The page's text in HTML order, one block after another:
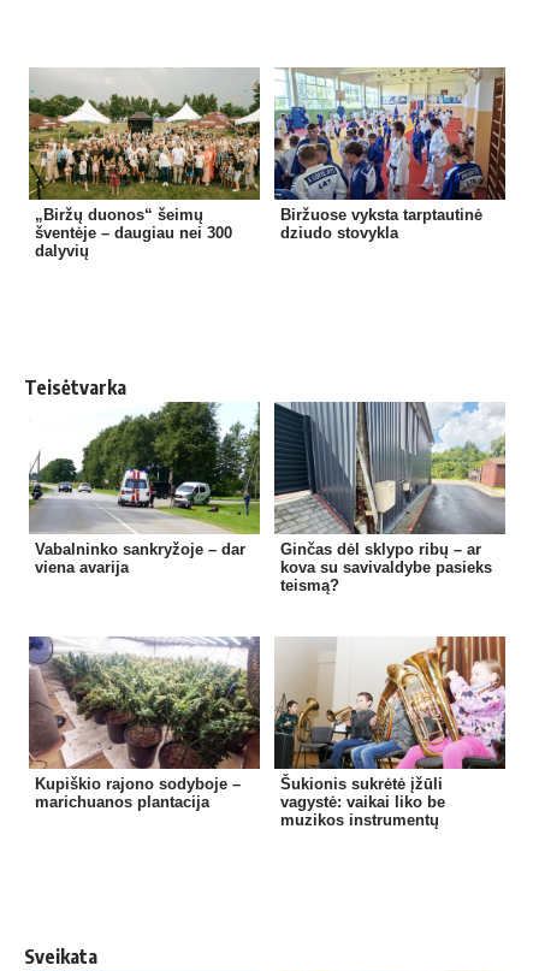
„Biržų duonos“ šeimų
šventėje – daugiau nei 300
dalyvių
Biržuose vyksta tarptautinė
dziudo stovykla
Teisėtvarka
Vabalninko sankryžoje – dar
viena avarija
Ginčas dėl sklypo ribų – ar
kova su savivaldybe pasieks
teismą?
Kupiškio rajono sodyboje –
marichuanos plantacija
Šukionis sukrėtė įžūli
vagystė: vaikai liko be
muzikos instrumentų
Sveikata